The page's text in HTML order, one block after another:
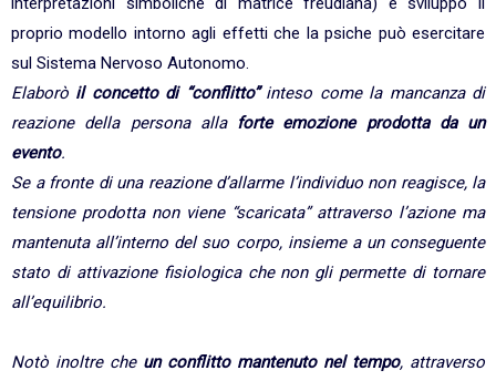
proprio modello intorno agli effetti che la psiche può esercitare
sul Sistema Nervoso Autonomo.
Elaborò il concetto di “conflitto”inteso come la mancanza di
reazione della persona alla forte emozione prodotta da un
evento.
Se a fronte di una reazione d’allarme l’individuo non reagisce, la
tensione prodotta non viene “scaricata” attraverso l’azione ma
mantenuta all’interno del suo corpo, insieme a un conseguente
stato di attivazione fisiologica che non gli permette di tornare
all’equilibrio.
Notò inoltre che un conflitto mantenuto nel tempo, attraverso